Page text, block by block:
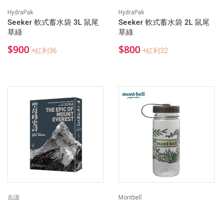
HydraPak
Seeker 軟式蓄水袋 3L 鼠尾
草綠
$900 +紅利36
HydraPak
Seeker 軟式蓄水袋 2L 鼠尾
草綠
$800 +紅利32
岳讀 Montbell